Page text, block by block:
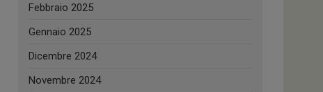
Febbraio 2025
Gennaio 2025
Dicembre 2024
Novembre 2024